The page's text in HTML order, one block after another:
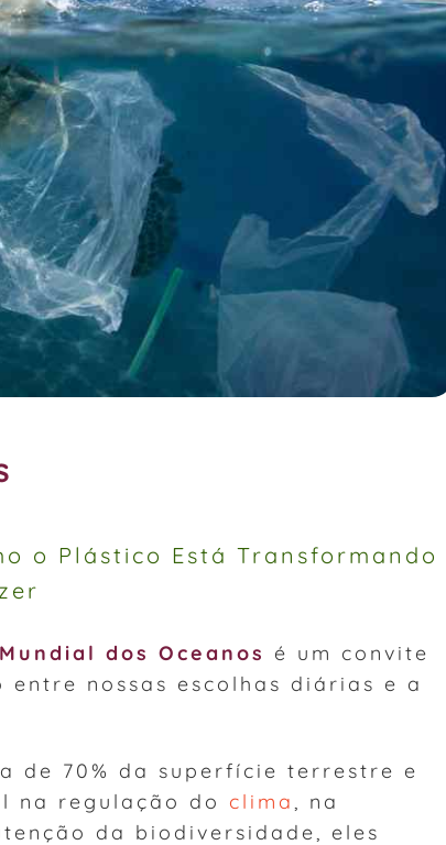
o Plástico Está Transformando
dos Oceanos é um convite
nossas escolhas diárias e a
de 70% da superfície terrestre e
na regulação do clima
, na
da biodiversidade, eles